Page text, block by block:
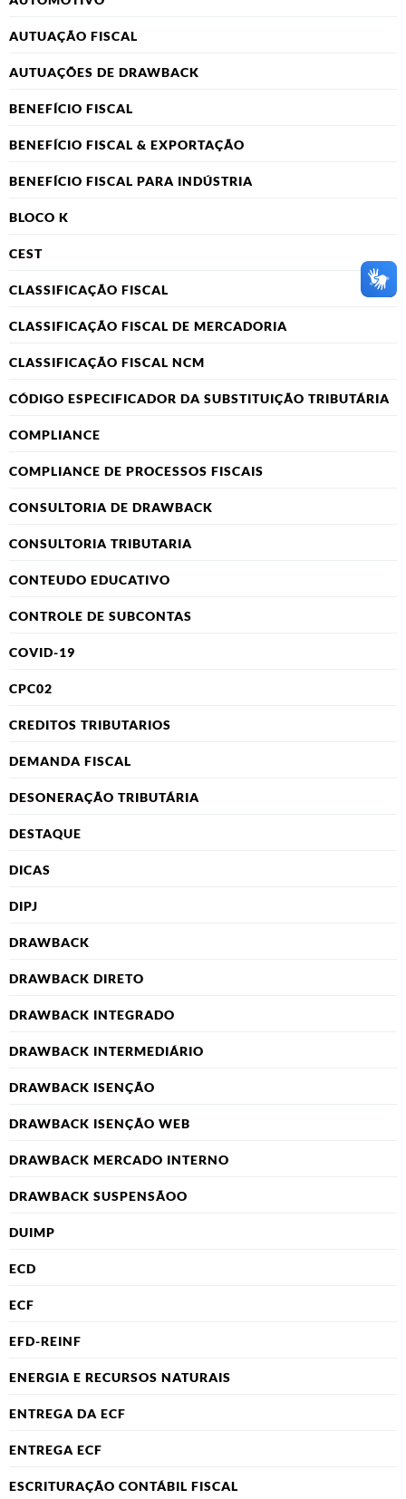
AUTUAÇÃO FISCAL
AUTUAÇÕES DE DRAWBACK
BENEFÍCIO FISCAL
BENEFÍCIO FISCAL & EXPORTAÇÃO
BENEFÍCIO FISCAL PARA INDÚSTRIA
BLOCO K
CEST
CLASSIFICAÇÃO FISCAL
CLASSIFICAÇÃO FISCAL DE MERCADORIA
CLASSIFICAÇÃO FISCAL NCM
CÓDIGO ESPECIFICADOR DA SUBSTITUIÇÃO TRIBUTÁRIA
COMPLIANCE
COMPLIANCE DE PROCESSOS FISCAIS
CONSULTORIA DE DRAWBACK
CONSULTORIA TRIBUTARIA
CONTEUDO EDUCATIVO
CONTROLE DE SUBCONTAS
COVID-19
CPC02
CREDITOS TRIBUTARIOS
DEMANDA FISCAL
DESONERAÇÃO TRIBUTÁRIA
DESTAQUE
DICAS
DIPJ
DRAWBACK
DRAWBACK DIRETO
DRAWBACK INTEGRADO
DRAWBACK INTERMEDIÁRIO
DRAWBACK ISENÇÃO
DRAWBACK ISENÇÃO WEB
DRAWBACK MERCADO INTERNO
DRAWBACK SUSPENSÃOO
DUIMP
ECD
ECF
EFD-REINF
ENERGIA E RECURSOS NATURAIS
ENTREGA DA ECF
ENTREGA ECF
ESCRITURAÇÃO CONTÁBIL FISCAL